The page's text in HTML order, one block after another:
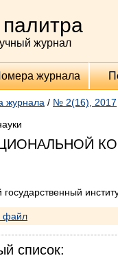
журнал
журнала
журнала / № 2(16), 2017
файл
список: